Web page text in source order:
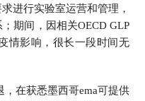
进行实验室运营和管理，
期间，因相关OECD GLP
情影响，很长一段时间无
在获悉墨西哥ema可提供